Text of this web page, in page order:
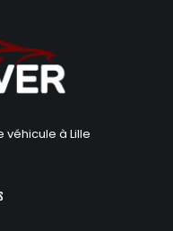
véhicule à Lille